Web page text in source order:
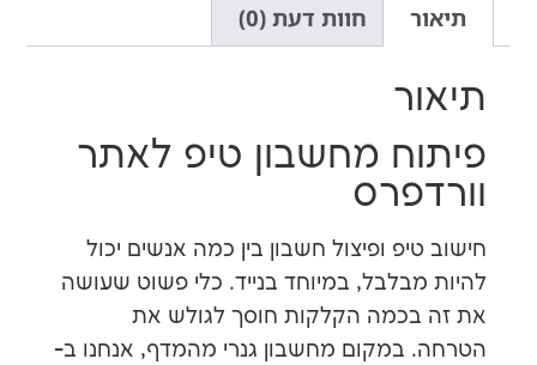
חוות דעת (0)
מחשבון טיפ לאתר
ופיצול חשבון בין כמה אנשים יכול
במיוחד בנייד. כלי פשוט שעושה
הקלקות חוסך לגולש את
מחשבון גנרי מהמדף, אנחנו ב-